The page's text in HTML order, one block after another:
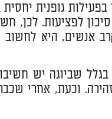
גופנית
לפציעות. לכן,
אנשים, היא
שביוגה יש
וכעת, אחרי